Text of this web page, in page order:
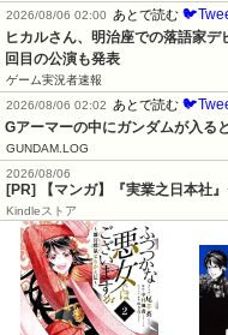
2026/08/06 02:00 あとで読む
ヒカルさん、明治座での落語家
回目の公演も発表
ゲーム実況者速報
2026/08/06 02:02 あとで読む
Gアーマーの中にガンダムが入る
GUNDAM.LOG
2026/08/06
[PR] 【マンガ】『実業之日本社
Kindleストア